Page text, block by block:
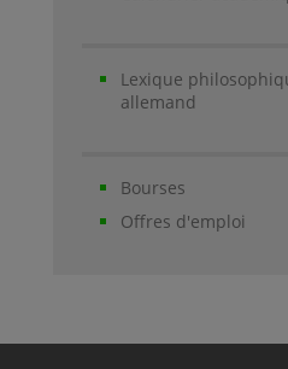
Lexique
allemand
Bourses
Offres d'emploi